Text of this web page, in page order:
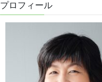
プロフィール